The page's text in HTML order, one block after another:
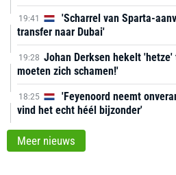
19:41
'Scharrel van Sparta-
transfer naar Dubai'
19:28 Johan Derksen hekelt 'hetze'
moeten zich schamen!'
18:25
'Feyenoord neemt
vind het echt héél bijzonder'
Meer nieuws